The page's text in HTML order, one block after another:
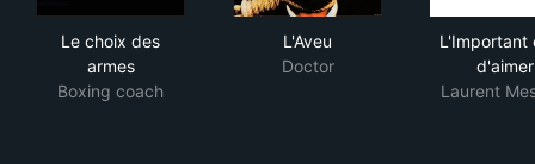
Le choix des
armes
Boxing coach
L'Aveu
Doctor
L'Important
d'aimer
Laurent